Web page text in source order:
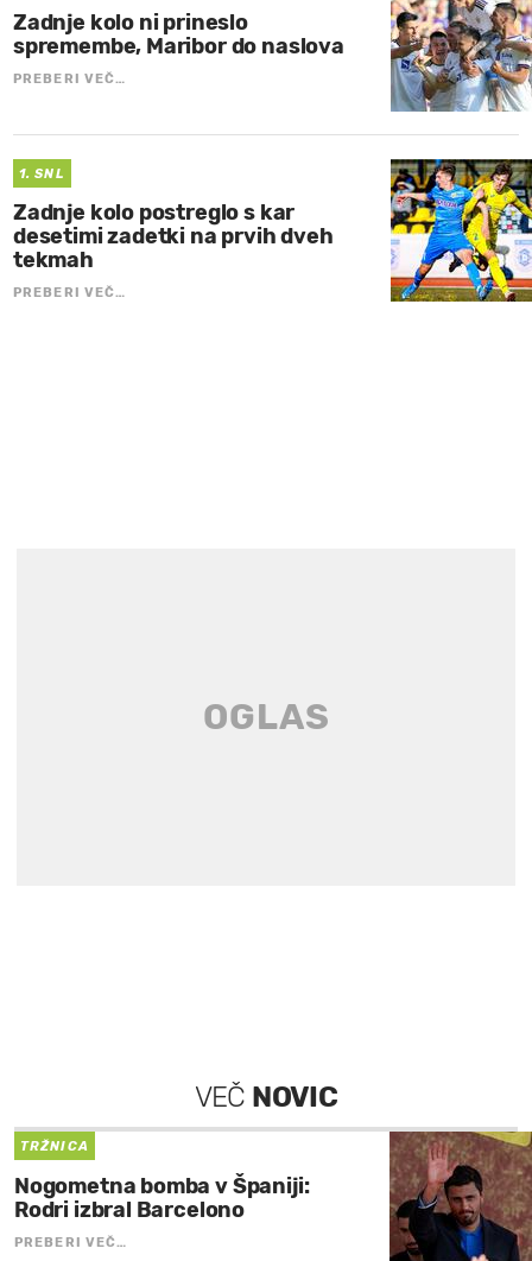
Zadnje kolo ni prineslo
spremembe, Maribor do naslova
PREBERI VEČ…
1. SNL
Zadnje kolo postreglo s kar
desetimi zadetki na prvih dveh
tekmah
PREBERI VEČ…
VEČ NOVIC
TRŽNICA
Nogometna bomba v Španiji:
Rodri izbral Barcelono
PREBERI VEČ…